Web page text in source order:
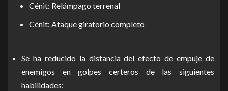
Cénit: Relámpago terrenal
Cénit: Ataque giratorio completo
Se ha reducido la distancia del efecto de empuje de
enemigos en golpes certeros de las siguientes
habilidades: